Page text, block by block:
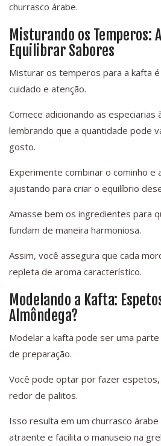
churrasco árabe.
Misturando os Temperos:
Equilibrar Sabores
Misturar os temperos para a kafta
cuidado e atenção.
Comece adicionando as especiarias
lembrando que a quantidade pode
gosto.
Experimente combinar o cominho e
ajustando para criar o equilíbrio
Amasse bem os ingredientes para
fundam de maneira harmoniosa.
Assim, você assegura que cada
repleta de aroma característico.
Modelando a Kafta:
Almôndega?
Modelar a kafta pode ser uma
de preparação.
Você pode optar por fazer espetos,
redor de palitos.
Isso resulta em um churrasco
atraente e facilita o manuseio na